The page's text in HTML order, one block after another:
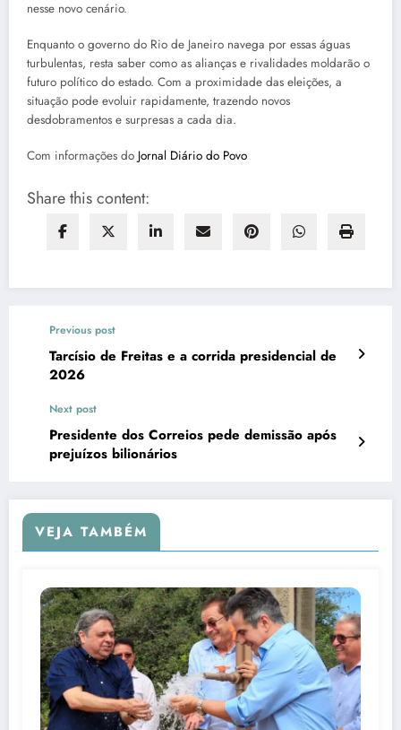
nesse novo cenário.
Enquanto o governo do Rio de Janeiro navega por essas águas
turbulentas, resta saber como as alianças e rivalidades moldarão o
futuro político do estado. Com a proximidade das eleições, a
situação pode evoluir rapidamente, trazendo novos
desdobramentos e surpresas a cada dia.
Com informações do Jornal Diário do Povo
Share this content:
Previous post
Tarcísio de Freitas e a corrida presidencial de
2026
Next post
Presidente dos Correios pede demissão após
prejuízos bilionários
VEJA TAMBÉM